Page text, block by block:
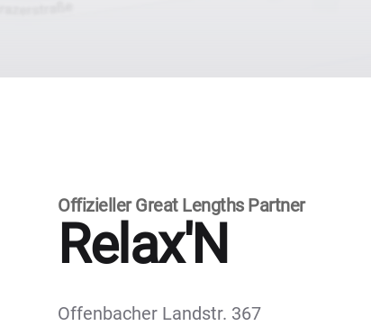
Offizieller Great Lengths Partner
Relax'N
Offenbacher Landstr. 367